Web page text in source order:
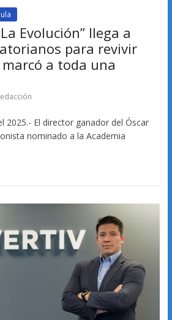
Evolución” llega a
para revivir
a toda una
2025.- El director ganador del Óscar
nominado a la Academia